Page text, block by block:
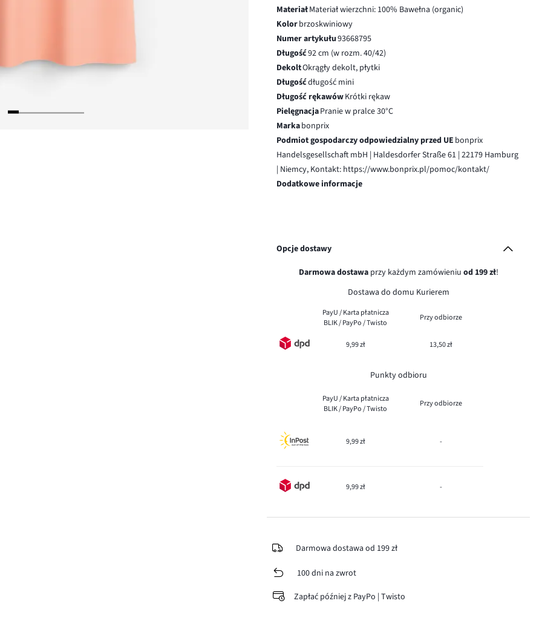
MateriałMateriał wierzchni: 100% Bawełna (organic)
Kolorbrzoskwiniowy
Numer artykułu93668795
Długość92 cm (w rozm. 40/42)
DekoltOkrągły dekolt, płytki
Długośćdługość mini
Długość rękawówKrótki rękaw
PielęgnacjaPranie w pralce 30°C
Markabonprix
Podmiot gospodarczy odpowiedzialny przed UE bonprix
Handelsgesellschaft mbH | Haldesdorfer Straße 61 | 22179 Hamburg
| Niemcy, Kontakt: https://www.bonprix.pl/pomoc/kontakt/
Dodatkowe informacje
Opcje dostawy
Darmowa dostawaprzy każdym zamówieniu od 199 zł!
Dostawa do domu Kurierem
PayU / Karta płatnicza
BLIK / PayPo / Twisto
Przy odbiorze
9,99 zł 13,50 zł
Punkty odbioru
PayU / Karta płatnicza
BLIK / PayPo / Twisto
Przy odbiorze
9,99 zł -
9,99 zł -
Darmowa dostawa od 199 zł
100 dni na zwrot
Zapłać później z PayPo | Twisto